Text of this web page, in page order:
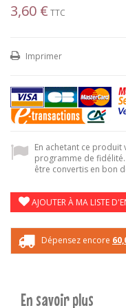
3,60 € TTC
Imprimer
En achetant ce produit
programme de
être convertis en bon
AJOUTER À MA LISTE
Dépensez encore
En savoir plus